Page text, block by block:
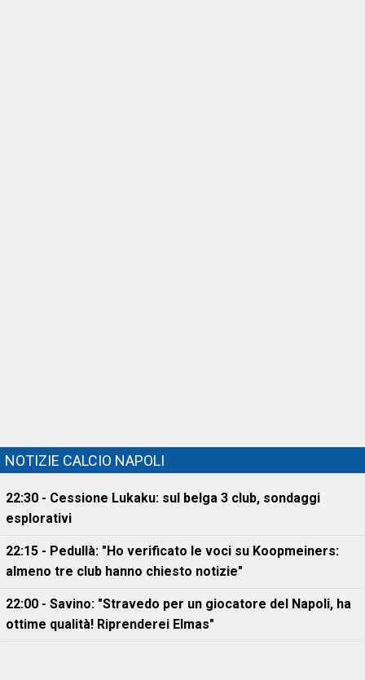
NOTIZIE CALCIO NAPOLI
22:30 - Cessione Lukaku: sul belga 3 club, sondaggi
esplorativi
22:15 - Pedullà: "Ho verificato le voci su Koopmeiners:
almeno tre club hanno chiesto notizie"
22:00 - Savino: "Stravedo per un giocatore del Napoli, ha
ottime qualità! Riprenderei Elmas"